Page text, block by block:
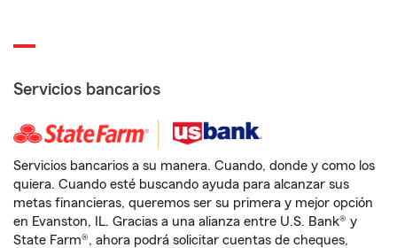
Servicios bancarios
Servicios bancarios a su manera. Cuando, donde y como los
quiera. Cuando esté buscando ayuda para alcanzar sus
metas financieras, queremos ser su primera y mejor opción
en Evanston, IL. Gracias a una alianza entre U.S. Bank® y
State Farm®, ahora podrá solicitar cuentas de cheques,